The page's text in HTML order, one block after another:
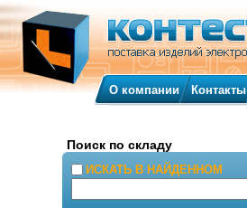
О компании Контакты
Поиск по складу
ИСКАТЬ В НАЙДЕННОМ